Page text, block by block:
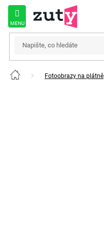
Přejít
obsah
Domů Fotoobrazy na plátně